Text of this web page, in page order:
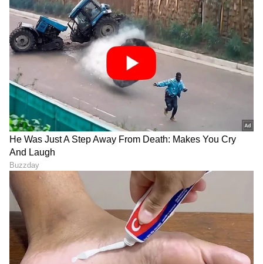
ಯಶ್ 'ಟಾಕ್ಸಿಕ್' ಟ್ರೇಲರ್ ಲಾಂಚ್
ಮುಹೂರ್ತ 7:01 PM; ಈ ಟೈಮ್
ಹಿಂದಿರೋ ಸೀಕ್ರೆಟ್ ಏನ್
ಗೊತ್ತಾ?
Yash Toxic Trailer Launch:
ಟಾಕ್ಸಿಕ್ ಟ್ರೇಲರ್‌ ಲಾಂಚ್‌-